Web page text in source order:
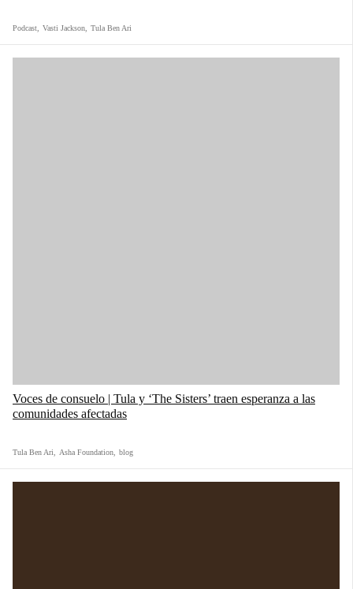
Podcast Vasti Jackson Tula Ben Ari
Voces de consuelo | Tula y ‘The Sisters’ traen esperanza a las
comunidades afectadas
Tula Ben Ari Asha Foundation blog